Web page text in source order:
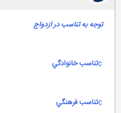
توجه به تناسب در ازدواج
تناسب خانوادگي
تناسب فرهنگي